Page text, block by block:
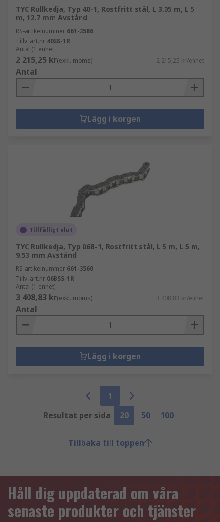
TYC Rullkedja, Typ 40-1, Rostfritt stål, L 3.05 m, L 5
m, 12.7 mm Avstånd
RS-artikelnummer 661-3586
Tillv. art.nr 40SS-1R
Antal (1 enhet)
2 215,25 kr(exkl. moms) 2 215,25 kr/enhet
Antal
Lägg i korgen
Tillfälligt slut
TYC Rullkedja, Typ 06B-1, Rostfritt stål, L 5 m, L 5 m,
9.53 mm Avstånd
RS-artikelnummer 661-3560
Tillv. art.nr 06BSS-1R
Antal (1 enhet)
3 408,83 kr(exkl. moms) 3 408,83 kr/enhet
Antal
Lägg i korgen
1
Resultat per sida
20 50 100
Tillbaka till toppen
Håll dig uppdaterad om våra
senaste produkter och tjänster